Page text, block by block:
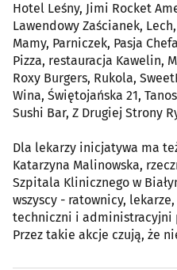
Hotel Leśny, Jimi Rocket
Lawendowy Zaścianek,
Mamy, Parniczek, Pasja
Pizza, restauracja Kawelin,
Roxy Burgers, Rukola,
Wina, Świętojańska 21,
Sushi Bar, Z Drugiej Strony
Dla lekarzy inicjatywa ma
Katarzyna Malinowska,
Szpitala Klinicznego w
wszyscy - ratownicy,
techniczni i administracyjni
Przez takie akcje czują, że